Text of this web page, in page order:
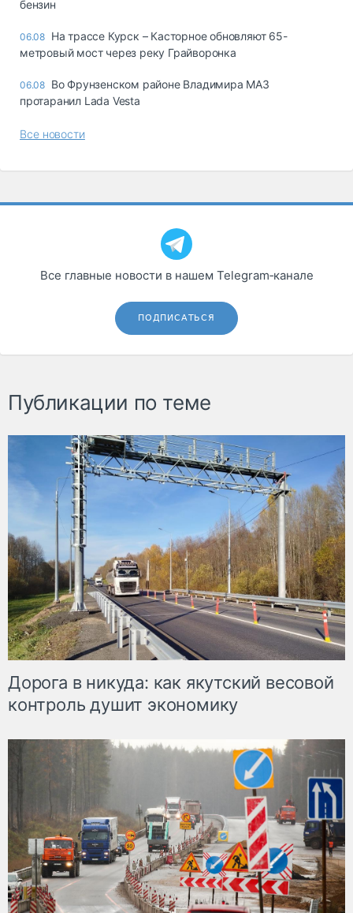
бензин
06.08 На трассе Курск – Касторное обновляют 65-
метровый мост через реку Грайворонка
06.08 Во Фрунзенском районе Владимира МАЗ
протаранил Lada Vesta
Все новости
Все главные новости в нашем Telegram‑канале
ПОДПИСАТЬСЯ
Публикации по теме
Дорога в никуда: как якутский весовой
контроль душит экономику